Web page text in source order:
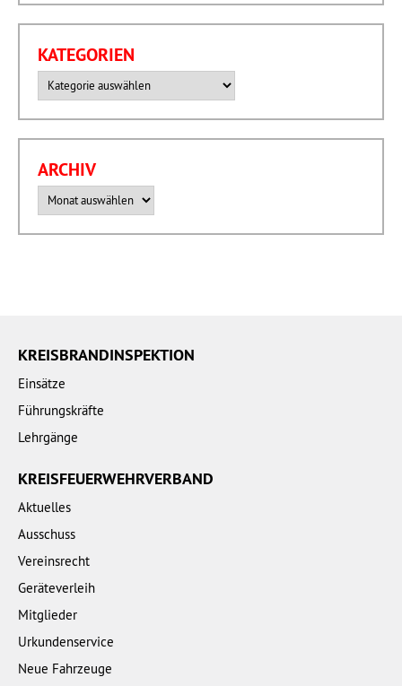
KATEGORIEN
ARCHIV
KREISBRANDINSPEKTION
Einsätze
Führungskräfte
Lehrgänge
KREISFEUERWEHRVERBAND
Aktuelles
Ausschuss
Vereinsrecht
Geräteverleih
Mitglieder
Urkundenservice
Neue Fahrzeuge